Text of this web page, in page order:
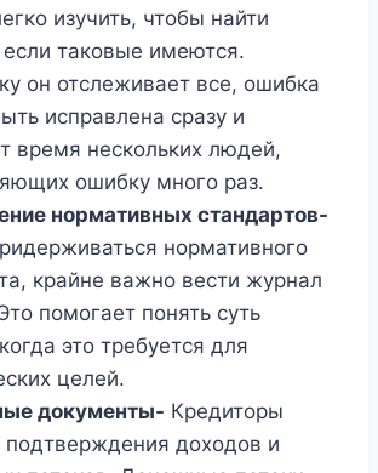
изучить, чтобы найти
таковые имеются.
он отслеживает все, ошибка
исправлена ​​сразу и
время нескольких людей,
ошибку много раз.
нормативных стандартов-
нормативного
крайне важно вести журнал
помогает понять суть
это требуется для
целей.
документы- Кредиторы
подтверждения доходов и